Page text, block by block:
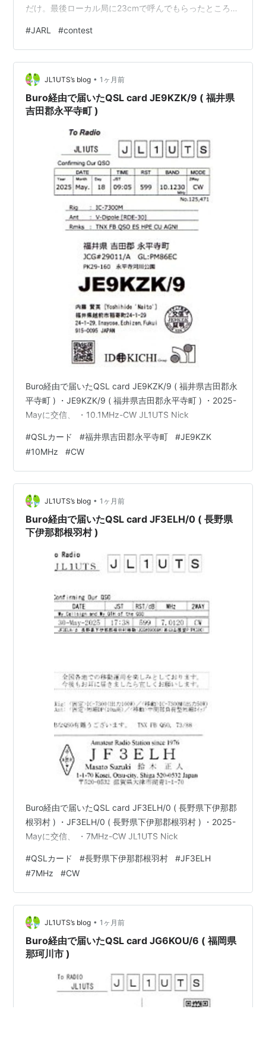
だけ。最後ローカル局に23cmで呼んでもらったところで
た。
#JARL #contest
JL1UTS’s blog • 1ヶ月前
Buro経由で届いたQSL card JE9KZK/9 ( 福井県
吉田郡永平寺町 )
Buro経由で届いたQSL card JE9KZK/9 ( 福井県吉田郡永
平寺町 ) ・JE9KZK/9 ( 福井県吉田郡永平寺町 ) ・2025-
Mayに交信、 ・10.1MHz-CW JL1UTS Nick
#QSLカード #福井県吉田郡永平寺町 #JE9KZK
#10MHz #CW
JL1UTS’s blog • 1ヶ月前
Buro経由で届いたQSL card JF3ELH/0 ( 長野県
下伊那郡根羽村 )
Buro経由で届いたQSL card JF3ELH/0 ( 長野県下伊那郡
根羽村 ) ・JF3ELH/0 ( 長野県下伊那郡根羽村 ) ・2025-
Mayに交信、 ・7MHz-CW JL1UTS Nick
#QSLカード #長野県下伊那郡根羽村 #JF3ELH
#7MHz #CW
JL1UTS’s blog • 1ヶ月前
Buro経由で届いたQSL card JG6KOU/6 ( 福岡県
那珂川市 )